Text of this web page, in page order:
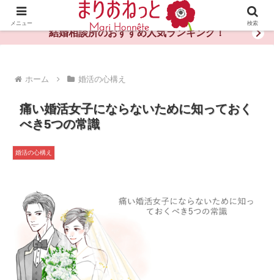
婚活や出会いの体験談・評判・秘訣がわかる情報サイト
結婚相談所のおすすめ人気ランキング！
ホーム 婚活の心構え
痛い婚活女子にならないために知っておく
べき5つの常識
婚活の心構え
メニュー 検索